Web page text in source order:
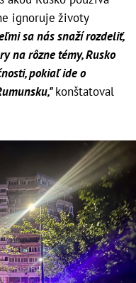
ignoruje životy
sa nás snaží rozdeliť,
na rôzne témy, Rusko
pokiaľ ide o
konštatoval